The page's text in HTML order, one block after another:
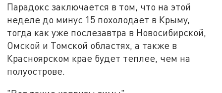
Парадокс заключается в том, что на этой
неделе до минус 15 похолодает в Крыму,
тогда как уже послезавтра в Новосибирской,
Омской и Томской областях, а также в
Красноярском крае будет теплее, чем на
полуострове.